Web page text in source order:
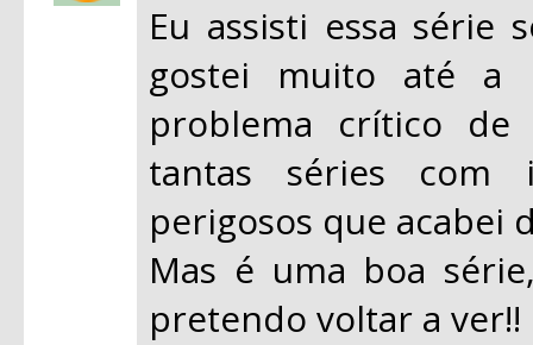
Eu assisti essa série
gostei muito até a
problema crítico
tantas séries com
perigosos que acabei
Mas é uma boa
pretendo voltar a ver!!